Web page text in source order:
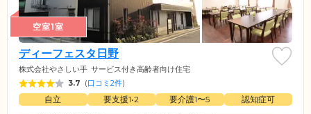
空室1室
ディーフェスタ日野
株式会社やさしい手 サービス付き高齢者向け住宅
3.7 (口コミ2件)
自立 要支援1•2 要介護1〜5
認知症可